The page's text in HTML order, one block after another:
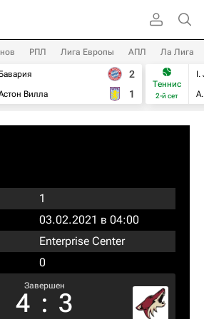
РПЛ Лига Европы АПЛ Ла Лига
Бавария
Вилла
2
1
Теннис
2-й сет
I.
1
03.02.2021 в 04:00
Enterprise Center
0
Завершен
4 : 3